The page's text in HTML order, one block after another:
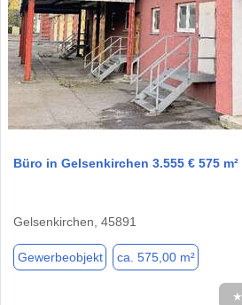
Büro in Gelsenkirchen 3.555 € 575 m²
Gelsenkirchen, 45891
Gewerbeobjekt ca. 575,00 m²
★